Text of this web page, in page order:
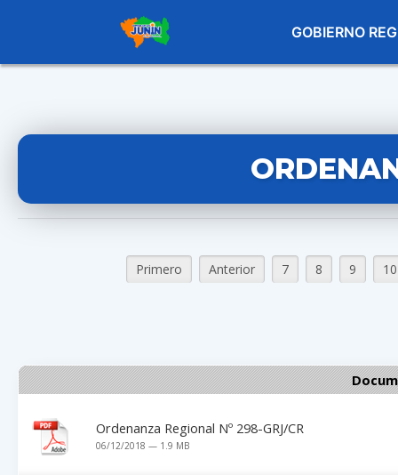
GOBIERNO
Primero Anterior 7 8 9 10
Ordenanza Regional Nº 298-GRJ/CR
06/12/2018 — 1.9 MB